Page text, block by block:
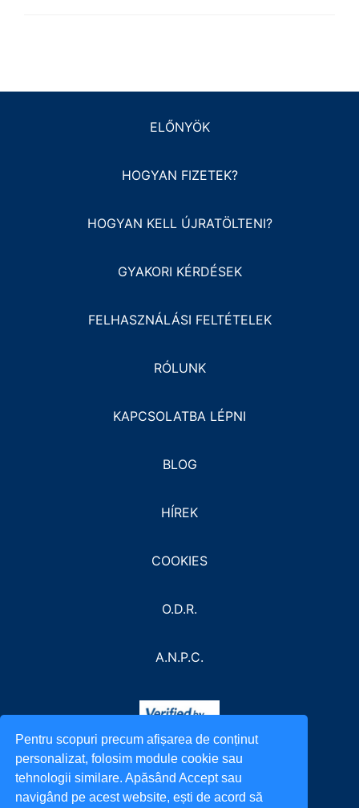
Pentru scopuri precum afișarea de conținut
personalizat, folosim module cookie sau
tehnologii similare. Apăsând Accept sau
navigând pe acest website, ești de acord să
ELŐNYÖK
HOGYAN FIZETEK?
HOGYAN KELL ÚJRATÖLTENI?
GYAKORI KÉRDÉSEK
FELHASZNÁLÁSI FELTÉTELEK
RÓLUNK
KAPCSOLATBA LÉPNI
BLOG
HÍREK
COOKIES
O.D.R.
A.N.P.C.